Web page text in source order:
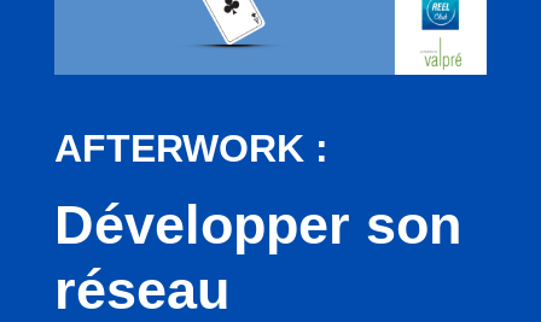
AFTERWORK :
Développer son
réseau